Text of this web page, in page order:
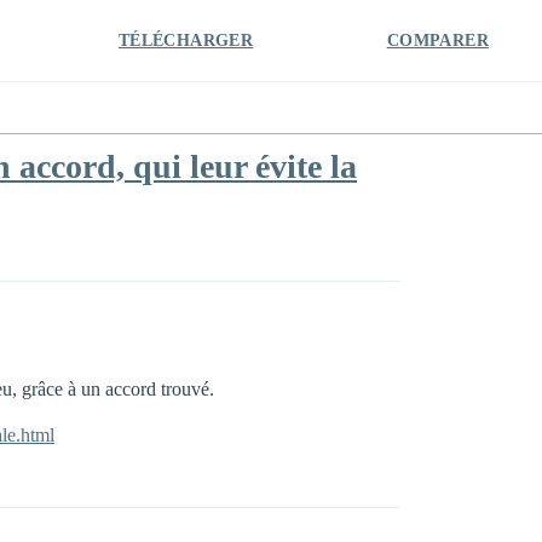
TÉLÉCHARGER COMPARER
accord, qui leur évite la
grâce à un accord trouvé.